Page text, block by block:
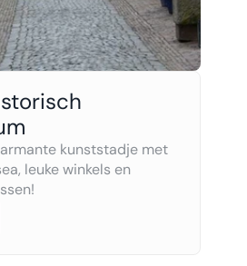
kunststadje met
leuke winkels en